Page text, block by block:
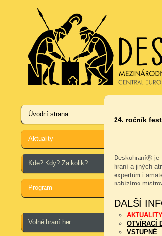
Úvodní strana
Aktuality
Kde? Kdy? Za kolik?
Program
Volné hraní her
24. ročník
DeskohraníⓇ je
hraní a jiných
expertům i
nabízíme
DALŠÍ
AKTUALITY
OTVÍRACÍ
VSTUPNÉ